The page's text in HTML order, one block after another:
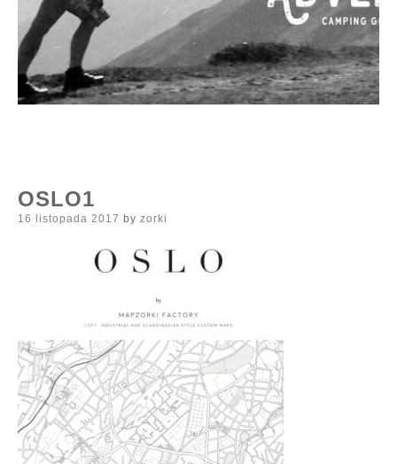
OSLO1
Posted
16 listopada 2017 by zorki